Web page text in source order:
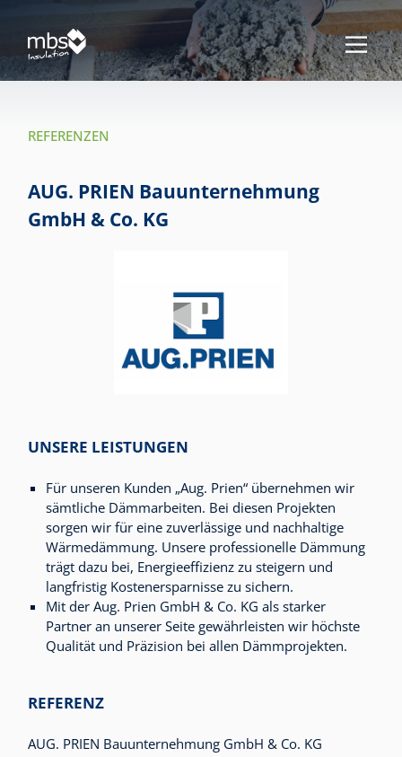
REFERENZEN
AUG. PRIEN Bauunternehmung
GmbH & Co. KG
UNSERE LEISTUNGEN
Für unseren Kunden „Aug. Prien“ übernehmen wir
sämtliche Dämmarbeiten. Bei diesen Projekten
sorgen wir für eine zuverlässige und nachhaltige
Wärmedämmung. Unsere professionelle Dämmung
trägt dazu bei, Energieeffizienz zu steigern und
langfristig Kostenersparnisse zu sichern.
Mit der Aug. Prien GmbH & Co. KG als starker
Partner an unserer Seite gewährleisten wir höchste
Qualität und Präzision bei allen Dämmprojekten.
REFERENZ
AUG. PRIEN Bauunternehmung GmbH & Co. KG